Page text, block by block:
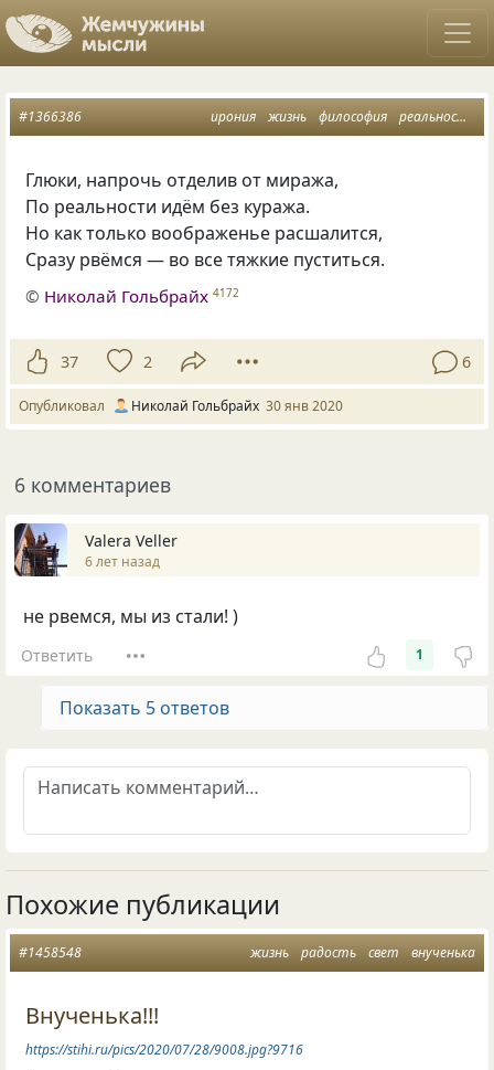
ирония жизнь философия реальность
#1366386
Глюки, напрочь отделив от миража,
По реальности идём без куража.
Но как только воображенье расшалится,
Сразу рвёмся — во все тяжкие пуститься.
© Николай Гольбрайх 4172
37 2 6
Опубликовал Николай Гольбрайх 30 янв 2020
6 комментариев
Valera Veller
6 лет назад
не рвемся, мы из стали! )
Ответить 1
Показать 5 ответов
Похожие публикации
жизнь радость свет внученька
#1458548
Внученька!!!
https://stihi.ru/pics/2020/07/28/9008.jpg?9716